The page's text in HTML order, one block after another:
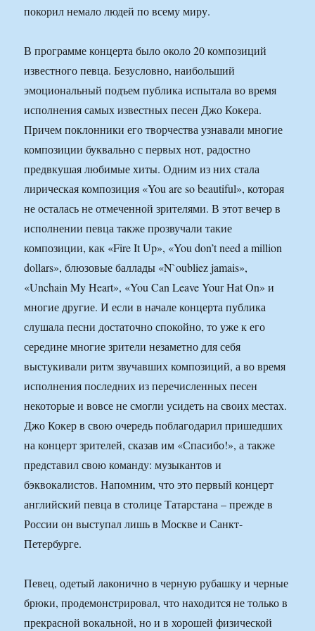
покорил немало людей по всему миру.
В программе концерта было около 20 композиций
известного певца. Безусловно, наибольший
эмоциональный подъем публика испытала во время
исполнения самых известных песен Джо Кокера.
Причем поклонники его творчества узнавали многие
композиции буквально с первых нот, радостно
предвкушая любимые хиты. Одним из них стала
лирическая композиция «You are so beautiful», которая
не осталась не отмеченной зрителями. В этот вечер в
исполнении певца также прозвучали такие
композиции, как «Fire It Up», «You don’t need a million
dollars», блюзовые баллады «N`oubliez jamais»,
«Unchain My Heart», «You Can Leave Your Hat On» и
многие другие. И если в начале концерта публика
слушала песни достаточно спокойно, то уже к его
середине многие зрители незаметно для себя
выстукивали ритм звучавших композиций, а во время
исполнения последних из перечисленных песен
некоторые и вовсе не смогли усидеть на своих местах.
Джо Кокер в свою очередь поблагодарил пришедших
на концерт зрителей, сказав им «Спасибо!», а также
представил свою команду: музыкантов и
бэквокалистов. Напомним, что это первый концерт
английский певца в столице Татарстана – прежде в
России он выступал лишь в Москве и Санкт-
Петербурге.
Певец, одетый лаконично в черную рубашку и черные
брюки, продемонстрировал, что находится не только в
прекрасной вокальной, но и в хорошей физической